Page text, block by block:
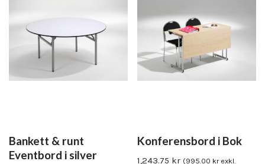
Bankett & runt
Eventbord i silver
Konferensbord i Bok
1,243.75 kr (995.00 krexkl.